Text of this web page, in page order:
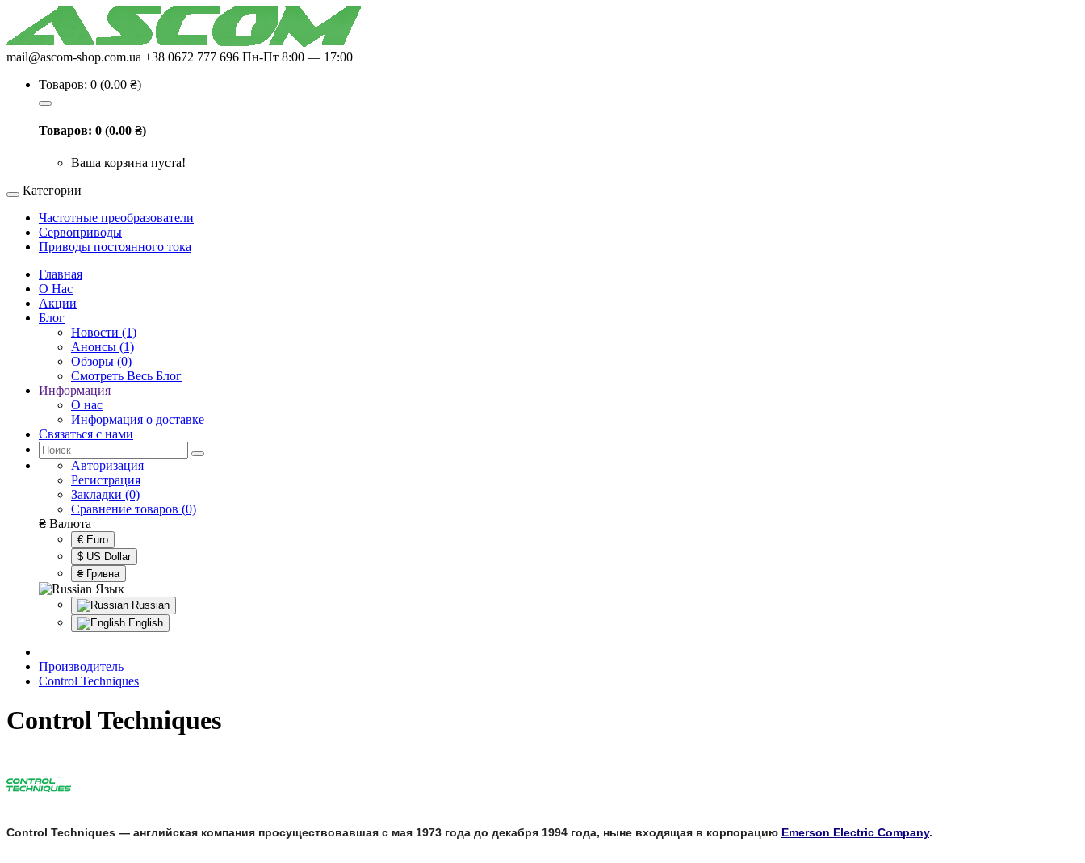
mail@ascom-shop.com.ua +38 0672 777 696 Пн-Пт 8:00 — 17:00
Товаров: 0 (0.00 ₴)
Товаров: 0 (0.00 ₴)
Ваша корзина пуста!
Категории
Частотные преобразователи
Сервоприводы
Приводы постоянного тока
Главная
О Нас
Акции
Блог
Новости (1)
Анонсы (1)
Обзоры (0)
Смотреть Весь Блог
Информация
О нас
Информация о доставке
Связаться с нами
Авторизация
Регистрация
Закладки (0)
Сравнение товаров (0)
₴ Валюта
€ Euro
$ US Dollar
₴ Гривна
Язык
Russian
English
Производитель
Control Techniques
Control Techniques
Control Techniques — английская компания просуществовавшая с мая 1973 года до декабря 1994 года, ныне входящая в корпорацию Emerson Electric Company.